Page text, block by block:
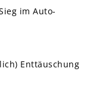
im Auto-
Enttäuschung